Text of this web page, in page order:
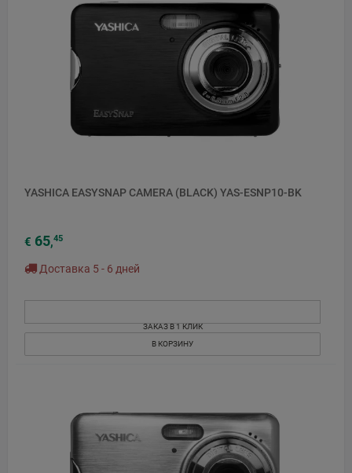
YASHICA EASYSNAP CAMERA (BLACK) YAS-ESNP10-BK
€ 65,45
Доставка 5 - 6 дней
ЗАКАЗ В 1 КЛИК
В КОРЗИНУ